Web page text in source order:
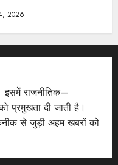
2026
इसमें राजनीतिक—
प्रमुखता दी जाती है।
से जुड़ी अहम खबरों को